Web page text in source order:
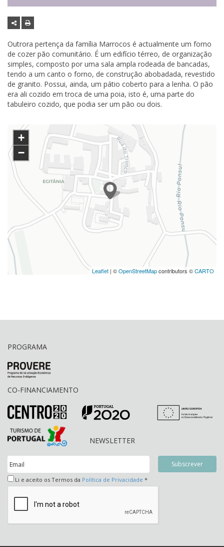
Outrora pertença da família Marrocos é actualmente um forno
de cozer pão comunitário. É um edifício térreo, de organização
simples, composto por uma sala ampla rodeada de bancadas,
tendo a um canto o forno, de construção abobadada, revestido
de granito. Possui, ainda, um pátio coberto para a lenha. O pão
era ali cozido em troca de uma poia, isto é, uma parte do
tabuleiro cozido, que podia ser um pão ou dois.
+
−
Leaflet | ©OpenStreetMapcontributors ©CARTO
PROGRAMA
CO-FINANCIAMENTO
NEWSLETTER
Li e aceito os Termos da Política de Privacidade *